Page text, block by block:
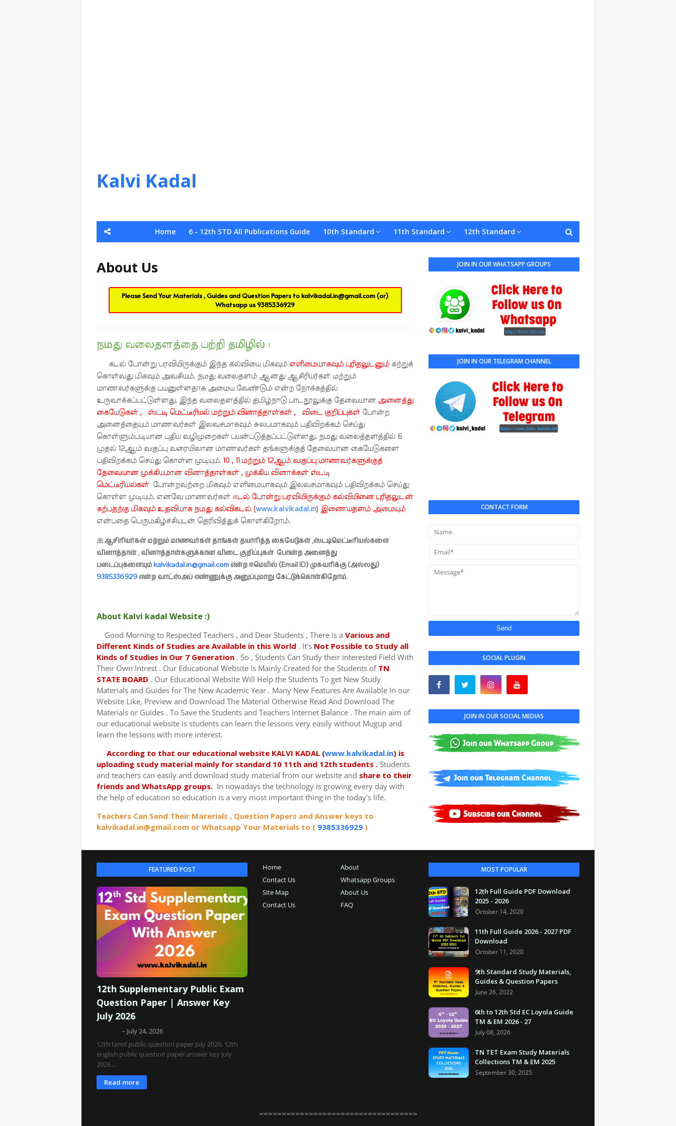
Kalvi Kadal
Home 6 - 12th STD All Publications Guide 10th Standard 11th Standard 12th Standard
About Us
Please Send Your Materials , Guides and Question Papers tokalvikadal.in@gmail.com(or)
Whatsapp us9385336929
நமது வலைதளத்தை பற்றி தமிழில் :
கடல் போன்று பரவியிருக்கும் இந்த கல்வியை மிகவும் எளிமையாகவும் புரிதலுடனும் கற்றுக்
கொள்வது மிகவும் அவசியம். நமது வலைதளம் ஆனது ஆசிரியர்கள் மற்றும்
மாணவர்களுக்கு பயனுள்ளதாக அமைய வேண்டும் என்ற நோக்கத்தில்
உருவாக்கப்பட்டுள்ளது. இந்த வலைதளத்தில் தமிழ்நாடு பாடநூலுக்கு தேவையான அனைத்து
கையேடுகள் , ஸ்டடி மெட்டீரியல் மற்றும் வினாத்தாள்கள் , விடை குறிப்புகள் போன்ற
அனைத்தையும் மாணவர்கள் இலவசமாகவும் சுலபமாகவும் பதிவிறக்கம் செய்து
கொள்ளும்படியான புதிய வழிமுறைகள் பயன்படுத்தப்பட்டுள்ளது. நமது வலைத்தளத்தில் 6
முதல் 12ஆம் வகுப்பு வரையிலான மாணவர்கள் தங்களுக்குத் தேவையான கையேடுகளை
பதிவிறக்கம் செய்து கொள்ள முடியும். 10 , 11 மற்றும் 12ஆம் வகுப்பு மாணவர்களுக்குத்
தேவையான முக்கியமான வினாத்தாள்கள் , முக்கிய வினாக்கள் ஸ்டடி
மெட்டீரியல்கள் போன்றவற்றை மிகவும் எளிமையாகவும் இலவசமாகவும் பதிவிறக்கம் செய்து
கொள்ள முடியும். எனவே மாணவர்கள் கடல் போன்று பரவியிருக்கும் கல்வியினை புரிதலுடன்
கற்பதற்கு மிகவும் உதவியாக நமது கல்விகடல் (www.kalvikadal.in) இணையதளம் அமையும்
என்பதை பெருமகிழ்ச்சியுடன் தெரிவித்துக் கொள்கிறோம்.
🎀ஆசிரியர்கள் மற்றும் மாணவர்கள் தாங்கள் தயாரித்த கையேடுகள் ,ஸ்டடிமெட்டீரியல்களை
வினாத்தாள் , வினாத்தாள்களுக்கான விடை குறிப்புகள் போன்ற அனைத்து
படைப்புகளையும் kalvikadal.in@gmail.com என்ற ஈமெயில் (Email ID) முகவரிக்கு (அல்லது)
9385336929 என்ற வாட்ஸ்அப் எண்ணுக்கு அனுப்புமாறு கேட்டுக்கொள்கிறோம்.
About Kalvi kadal Website :)
Good Morning to Respected Teachers , and Dear Students , There is a Various and
Different Kinds of Studies are Available in this World . It's Not Possible to Study all
Kinds of Studies in Our 7 Generation . So , Students Can Study their interested Field With
Their Own Intrest . Our Educational Website Is Mainly Created for the Students of TN
STATE BOARD . Our Educational Website Will Help the Students To get New Study
Materials and Guides for The New Academic Year . Many New Features Are Available In our
Website Like, Preview and Download The Material Otherwise Read And Download The
Materials or Guides . To Save the Students and Teachers Internet Balance . The main aim of
our educational website is students can learn the lessons very easily without Mugup and
learn the lessons with more interest.
According to that our educational website KALVI KADAL (www.kalvikadal.in) is
uploading study material mainly for standard 10 11th and 12th students . Students
and teachers can easily and download study material from our website and share to their
friends and WhatsApp groups. In nowadays the technology is growing every day with
the help of education so education is a very most important thing in the today's life.
Teachers Can Send Their Materials , Question Papers and Answer keys to
kalvikadal.in@gmail.com or Whatsapp Your Materials to ( 9385336929 )
JOIN IN OUR WHATSAPP GROUPS
JOIN IN OUR TELEGRAM CHANNEL
CONTACT FORM
SOCIAL PLUGIN
JOIN IN OUR SOCIAL MEDIAS
FEATURED POST
12th Supplementary Public Exam
Question Paper | Answer Key
July 2026
July 24, 2026
12th tamil public question paper July 2026, 12th
english public question paper answer key July
2026…
Read more
Home
About
Contact Us
Whatsapp Groups
Site Map
About Us
Contact Us
FAQ
MOST POPULAR
12th Full Guide PDF Download
2025 - 2026
October 14, 2020
11th Full Guide 2026 - 2027 PDF
Download
October 11, 2020
9th Standard Study Materials,
Guides & Question Papers
June 26, 2022
6th to 12th Std EC Loyola Guide
TM & EM 2026 - 27
July 08, 2026
TN TET Exam Study Materials
Collections TM & EM 2025
September 30, 2025
===================================